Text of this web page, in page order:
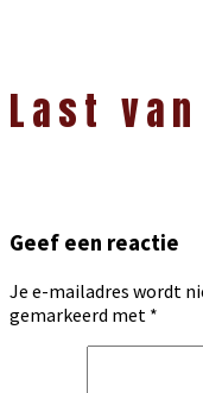
Interacties
Last
Geef een reactie
Je e-mailadres wordt
gemarkeerd met *